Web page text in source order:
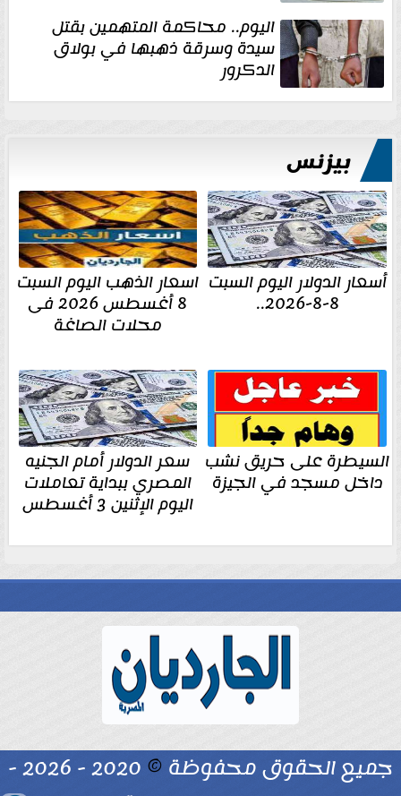
اليوم.. محاكمة المتهمين بقتل
سيدة وسرقة ذهبها في بولاق
الدكرور
بيزنس
أسعار الدولار اليوم السبت
8-8-2026..
اسعار الذهب اليوم السبت
8 أغسطس 2026 فى
محلات الصاغة
السيطرة على حريق نشب
داخل مسجد في الجيزة
سعر الدولار أمام الجنيه
المصري ببداية تعاملات
اليوم الإثنين 3 أغسطس
جميع الحقوق محفوظة ©
2020 - 2026 -